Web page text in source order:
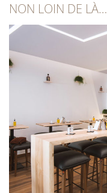
NON LOIN DE LÀ…